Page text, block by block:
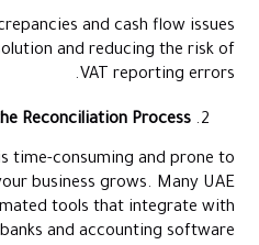
and cash flow issues
and reducing the risk of
VAT reporting errors.
Reconciliation Process
time-consuming and prone to
business grows. Many UAE
tools that integrate with
and accounting software.